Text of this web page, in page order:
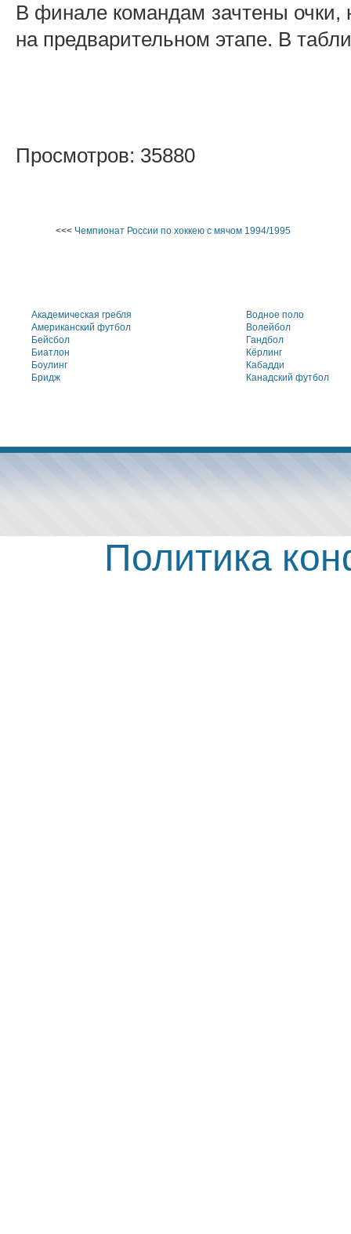
В финале командам зачтены
на предварительном этапе. В
Просмотров: 35880
<<< Чемпионат России по хоккею с мячом 1994/1995
Академическая гребля
Американский футбол
Бейсбол
Биатлон
Боулинг
Бридж
Водное поло
Волейбол
Гандбол
Кёрлинг
Кабадди
Канадский футбол
Политика